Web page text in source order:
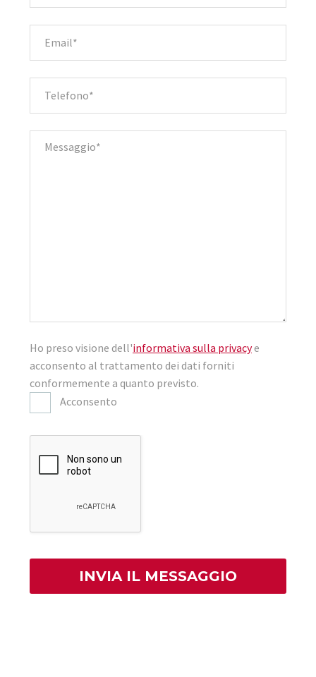
Ho preso visione dell'informativa sulla privacye
acconsento al trattamento dei dati forniti
conformemente a quanto previsto.
Acconsento